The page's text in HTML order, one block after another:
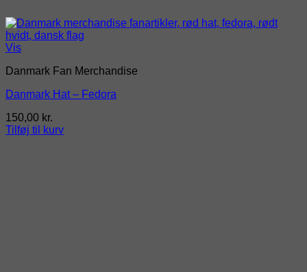
Vis
Danmark Fan Merchandise
Danmark Hat – Fedora
150,00 kr.
Tilføj til kurv